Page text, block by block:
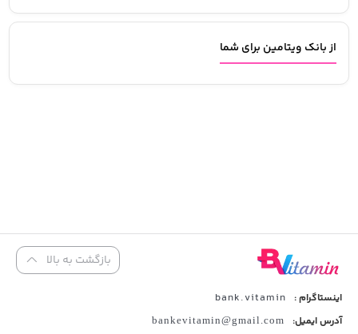
از بانک ویتامین برای شما
بازگشت به بالا
اینستاگرام : bank.vitamin
آدرس ایمیل: bankevitamin@gmail.com